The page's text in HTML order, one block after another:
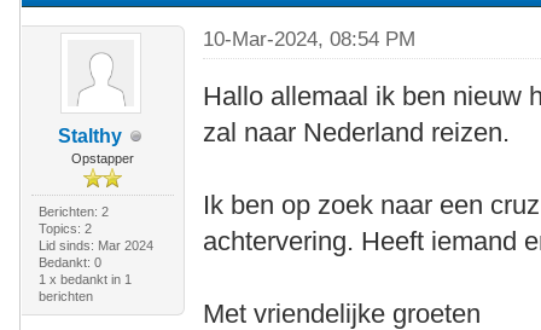
Stalthy
Opstapper
Berichten: 2
Topics: 2
Lid sinds: Mar 2024
Bedankt: 0
1 x bedankt in 1
berichten
10-Mar-2024, 08:54 PM
Hallo allemaal ik ben nieuw
zal naar Nederland reizen.
Ik ben op zoek naar een
achtervering. Heeft iemand
Met vriendelijke groeten